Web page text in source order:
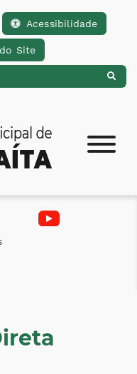
[alt+2] Ir para a busca
Acessibilidade
Site